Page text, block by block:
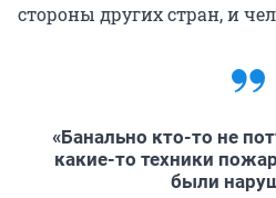
стороны других стран, и
«Банально кто-то не
какие-то техники
были